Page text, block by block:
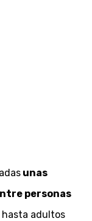
unas
personas
hasta adultos